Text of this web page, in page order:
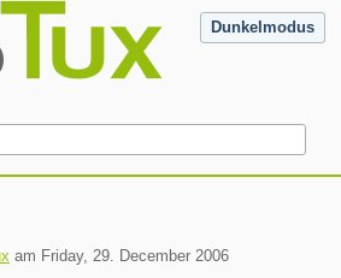
Dunkelmodus
am Friday, 29. December 2006